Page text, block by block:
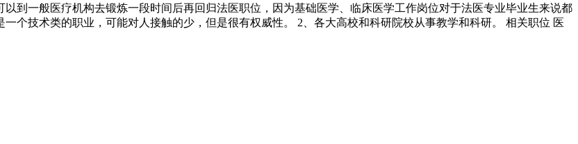
到一般医疗机构去锻炼一段时间后再回归法医职位，因为基础医学、临床医学工作岗位对于法医专业毕业生来说都
个技术类的职业，可能对人接触的少，但是很有权威性。 2、各大高校和科研院校从事教学和科研。 相关职位 医